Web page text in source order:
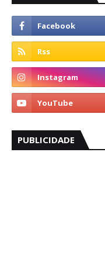
PUBLICIDADE